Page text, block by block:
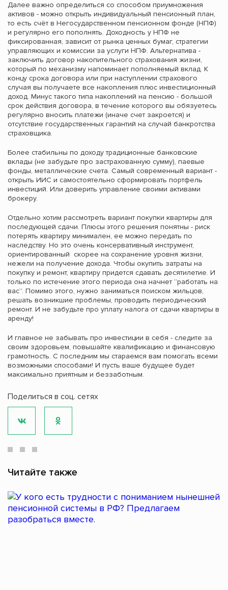
Далее важно определиться со способом приумножения
активов - можно открыть индивидуальный пенсионный план,
то есть счёт в Негосударственном пенсионном фонде (НПФ)
и регулярно его пополнять. Доходность у НПФ не
фиксированная, зависит от рынка ценных бумаг, стратегии
управляющих и комиссии за услуги НПФ. Альтернатива -
заключить договор накопительного страхования жизни,
который по механизму напоминает пополняемый вклад. К
концу срока договора или при наступлении страхового
случая вы получаете все накопления плюс инвестиционный
доход. Минус такого типа накоплений на пенсию - большой
срок действия договора, в течение которого вы обязуетесь
регулярно вносить платежи (иначе счет закроется) и
отсутствие государственных гарантий на случай банкротства
страховщика.
Более стабильны по доходу традиционные банковские
вклады (не забудьте про застрахованную сумму), паевые
фонды, металлические счета. Самый современный вариант -
открыть ИИС и самостоятельно сформировать портфель
инвестиций. Или доверить управление своими активами
брокеру.
Отдельно хотим рассмотреть вариант покупки квартиры для
последующей сдачи. Плюсы этого решения понятны - риск
потерять квартиру минимален, ее можно передать по
наследству. Но это очень консервативный инструмент,
ориентированный скорее на сохранение уровня жизни,
нежели на получение дохода. Чтобы окупить затраты на
покупку и ремонт, квартиру придется сдавать десятилетие. И
только по истечение этого периода она начнет “работать на
вас”. Помимо этого, нужно заниматься поиском жильцов,
решать возникшие проблемы, проводить периодический
ремонт. И не забудьте про уплату налога от сдачи квартиры в
аренду!
И главное не забывать про инвестиции в себя - следите за
своим здоровьем, повышайте квалификацию и финансовую
грамотность. С последним мы стараемся вам помогать всеми
возможными способами! И пусть ваше будущее будет
максимально приятным и беззаботным.
Поделиться в соц. сетях
Читайте также